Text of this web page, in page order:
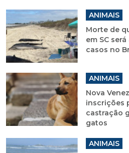
ANIMAIS
Morte de
em SC
casos no
ANIMAIS
Nova
inscrições
castração
gatos
ANIMAIS